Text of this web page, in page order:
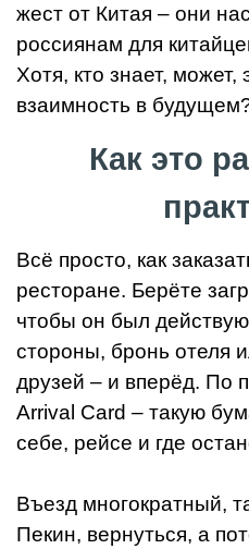
жест от Китая – они
россиянам для
Хотя, кто знает, может,
взаимность в
Как это
Всё просто, как
ресторане. Берёте
чтобы он был
стороны, бронь отеля
друзей – и вперёд. По
Arrival Card – такую
себе, рейсе и где
Въезд многократный,
Пекин, вернуться, а